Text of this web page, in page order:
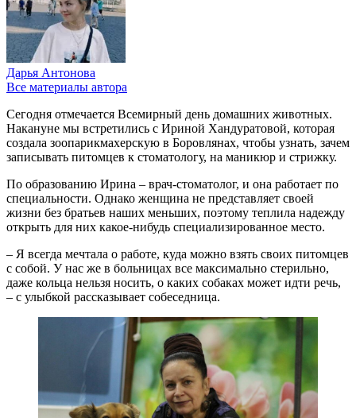
Дарья Антонова
Все материалы автора
Сегодня отмечается Всемирный день домашних животных.
Накануне мы встретились с Ириной Хандуратовой, которая
создала зоопарикмахерскую в Боровлянах, чтобы узнать, зачем
записывать питомцев к стоматологу, на маникюр и стрижку.
По образованию Ирина – врач-стоматолог, и она работает по
специальности. Однако женщина не представляет своей
жизни без братьев наших меньших, поэтому теплила надежду
открыть для них какое-нибудь специализированное место.
– Я всегда мечтала о работе, куда можно взять своих питомцев
с собой. У нас же в больницах все максимально стерильно,
даже кольца нельзя носить, о каких собаках может идти речь,
– с улыбкой рассказывает собеседница.